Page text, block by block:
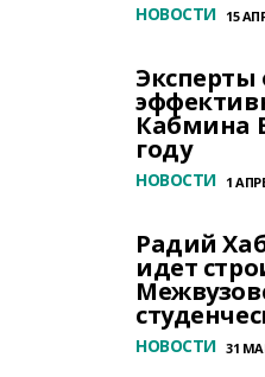
НОВОСТИ 15
Кабмина
году
НОВОСТИ 1
Радий
идет
НОВОСТИ 31